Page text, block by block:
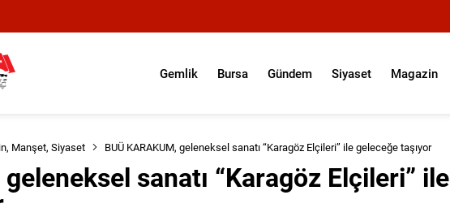
Gemlik Bursa Gündem Siyaset Magazin
, Manşet, Siyaset BUÜ KARAKUM, geleneksel sanatı “Karagöz Elçileri” ile geleceğe taşıyor
sanatı “Karagöz Elçileri” ile